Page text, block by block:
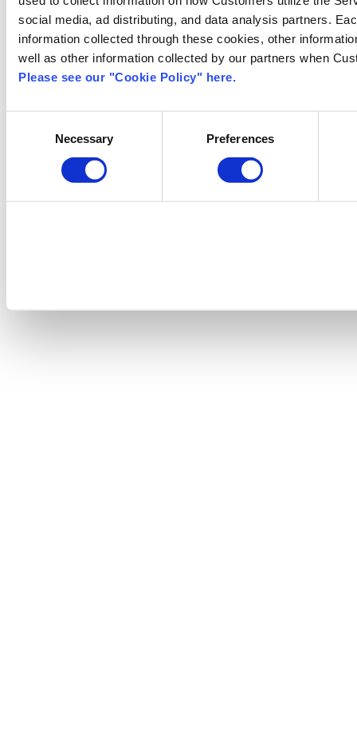
social media, ad distributing, and data analysis partners.
information collected through these cookies, other
well as other information collected by our partners when
Please see our "Cookie Policy" here.
Necessary Preferences
ご利用された航空会社が適格請求書発行登録事業者では
（PSFC）の適格簡易請求書（簡易インボイス）につい
いる搭乗券等」を合わせて保存することにより、適格簡
テキストページトップへ戻る